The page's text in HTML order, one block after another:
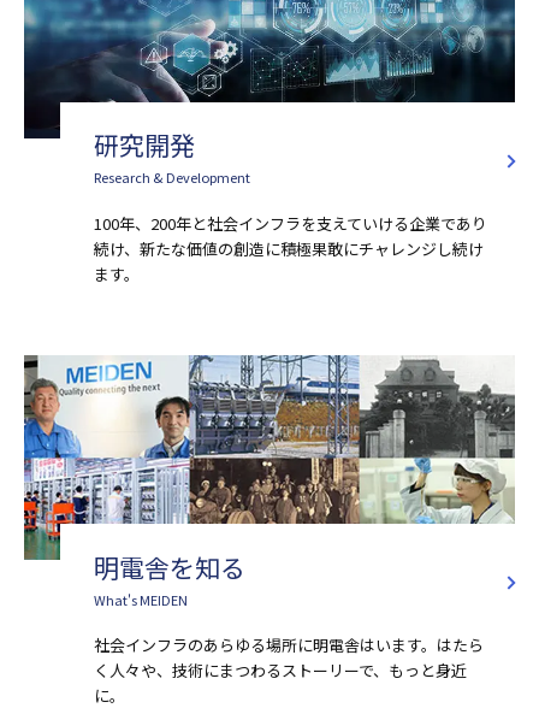
研究開発
Research & Development
100年、200年と社会インフラを⽀えていける企業であり
続け、新たな価値の創造に積極果敢にチャレンジし続け
ます。
明電舎を知る
What's MEIDEN
社会インフラのあらゆる場所に明電舎はいます。はたら
く人々や、技術にまつわるストーリーで、もっと身近
に。